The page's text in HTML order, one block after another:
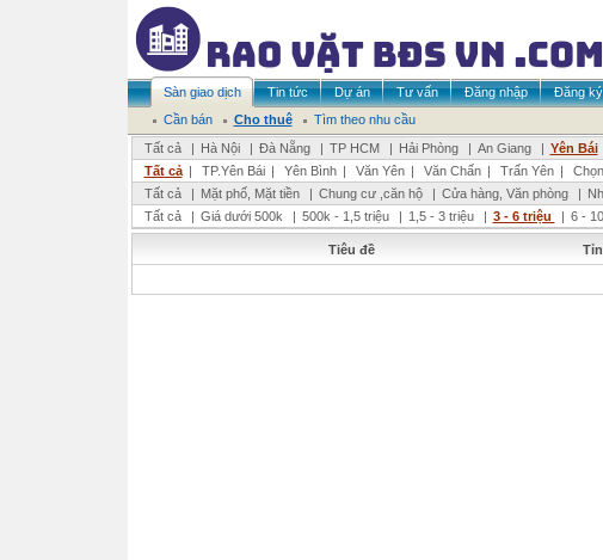
Sàn giao dịch Tin tức Dự án Tư vấn Đăng nhập Đăng ký
Cần bán
Cho thuê
Tìm theo nhu cầu
Tất cả
| Hà Nội | Đà Nẵng | TP HCM | Hải Phòng | An Giang | Yên Bái
Tất cả | TP.Yên Bái | Yên Bình | Văn Yên | Văn Chấn | Trấn Yên |
Tất cả
| Mặt phố, Mặt tiền | Chung cư ,căn hộ | Cửa hàng, Văn phòng |
Tất cả
| Giá dưới 500k | 500k - 1,5 triệu | 1,5 - 3 triệu | 3 - 6 triệu | 6 -
Tiêu đề